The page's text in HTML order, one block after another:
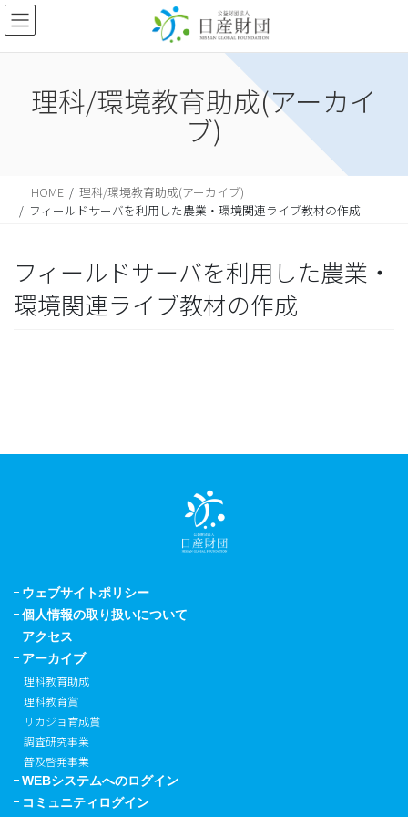
理科/環境教育助成(アーカイ
ブ)
HOME
理科/環境教育助成(アーカイブ)
フィールドサーバを利用した農業・環境関連ライブ教材の作成
フィールドサーバを利用した農業・
環境関連ライブ教材の作成
ウェブサイトポリシー
個人情報の取り扱いについて
アクセス
アーカイブ
理科教育助成
理科教育賞
リカジョ育成賞
調査研究事業
普及啓発事業
WEBシステムへのログイン
コミュニティログイン